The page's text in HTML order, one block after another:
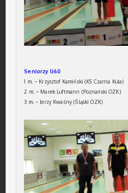
Seniorzy U60
1 m. – Krzysztof Kamiński (KS Czarna Kula)
2 m. – Marek Luftmann (Poznański OZK)
3 m. – Jerzy Kwaśny (Śląski OZK)